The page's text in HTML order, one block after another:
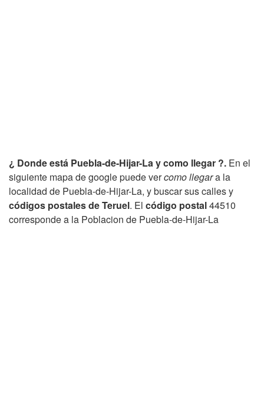
¿ Donde está Puebla-de-Hijar-La y como llegar ?. En el
siguiente mapa de google puede vercomo llegara la
localidad de Puebla-de-Hijar-La, y buscar sus calles y
códigos postales de Teruel. El código postal44510
corresponde a la Poblacion de Puebla-de-Hijar-La